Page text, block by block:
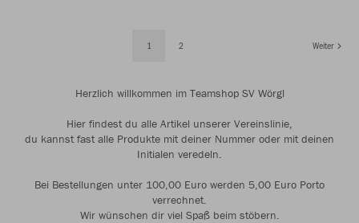
1 2 Weiter
Herzlich willkommen im Teamshop SV Wörgl
Hier findest du alle Artikel unserer Vereinslinie,
du kannst fast alle Produkte mit deiner Nummer oder mit deinen
Initialen veredeln.
Bei Bestellungen unter 100,00 Euro werden 5,00 Euro Porto
verrechnet.
Wir wünschen dir viel Spaß beim stöbern.